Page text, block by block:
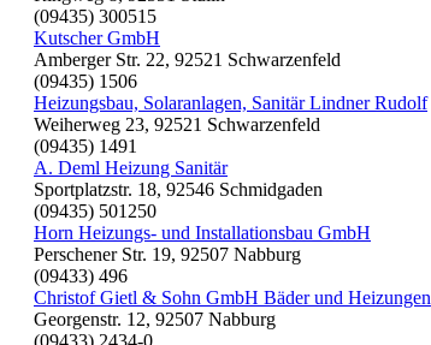
(09435) 300515
Kutscher GmbH
Amberger Str. 22, 92521 Schwarzenfeld
(09435) 1506
Heizungsbau, Solaranlagen, Sanitär Lindner Rudolf
Weiherweg 23, 92521 Schwarzenfeld
(09435) 1491
A. Deml Heizung Sanitär
Sportplatzstr. 18, 92546 Schmidgaden
(09435) 501250
Horn Heizungs- und Installationsbau GmbH
Perschener Str. 19, 92507 Nabburg
(09433) 496
Christof Gietl & Sohn GmbH Bäder und Heizungen
Georgenstr. 12, 92507 Nabburg
(09433) 2434-0